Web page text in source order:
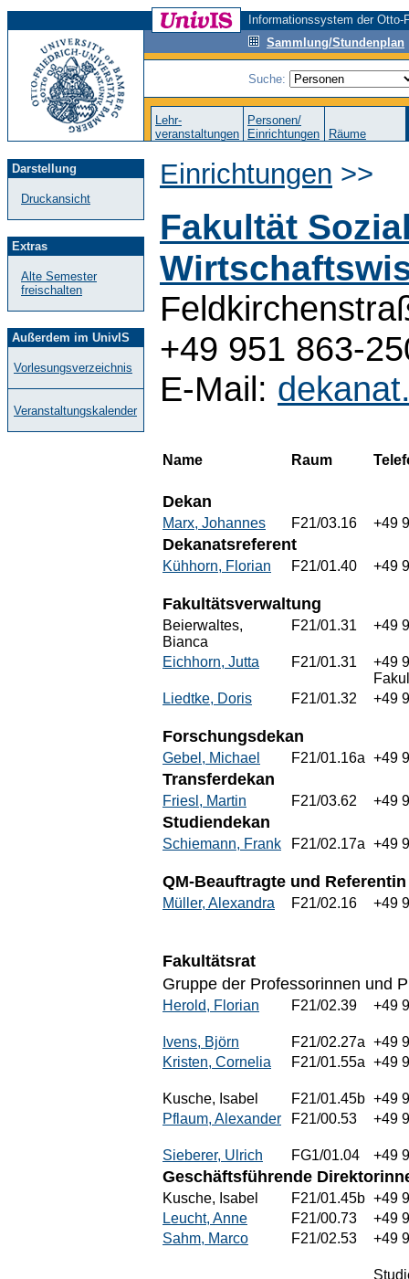
Informationssystem der
Sammlung/Stundenplan
Suche:
Lehr-
veranstaltungen
Personen/
Einrichtungen
Räume
Darstellung
Druckansicht
Extras
Alte Semester
freischalten
Außerdem im UnivIS
Vorlesungsverzeichnis
Veranstaltungskalender
Einrichtungen >>
Fakultät
+49 951 863-
E-Mail:
Name Raum
Dekan
Marx, Johannes F21/03.16 +49
Dekanatsreferent
Kühhorn, Florian F21/01.40 +49
Fakultätsverwaltung
Beierwaltes,
Bianca
F21/01.31 +49
Eichhorn, Jutta F21/01.31
+49
Liedtke, Doris
F21/01.32 +49
Forschungsdekan
Gebel, Michael F21/01.16a +49
Transferdekan
Friesl, Martin F21/03.62 +49
Studiendekan
Schiemann, Frank F21/02.17a +49
QM-Beauftragte und
Müller, Alexandra F21/02.16 +49
Fakultätsrat
Gruppe der Professorinnen und
Herold, Florian F21/02.39 +49
Ivens, Björn F21/02.27a +49
Kristen, Cornelia
F21/01.55a +49
Kusche, Isabel F21/01.45b +49
Pflaum, Alexander
F21/00.53 +49
Sieberer, Ulrich FG1/01.04 +49
Geschäftsführende
Kusche, Isabel F21/01.45b +49
Leucht, Anne
F21/00.73
+49
Sahm, Marco
F21/02.53 +49